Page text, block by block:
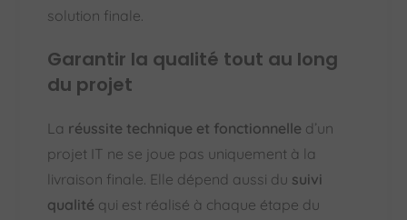
solution finale.
Garantir la qualité tout au long
du projet
La réussite technique et fonctionnelle d’un
projet IT ne se joue pas uniquement à la
livraison finale. Elle dépend aussi du suivi
qualité qui est réalisé à chaque étape du